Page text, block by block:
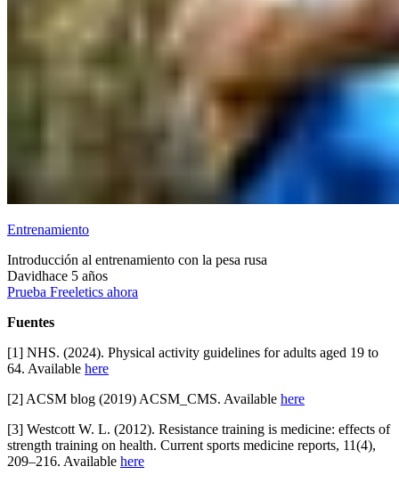
Entrenamiento
Introducción al entrenamiento con la pesa rusa
Davidhace 5 años
Prueba Freeletics ahora
Fuentes
[1] NHS. (2024). Physical activity guidelines for adults aged 19 to
64. Available here
[2] ACSM blog (2019) ACSM_CMS. Available here
[3] Westcott W. L. (2012). Resistance training is medicine: effects of
strength training on health. Current sports medicine reports, 11(4),
209–216. Available here